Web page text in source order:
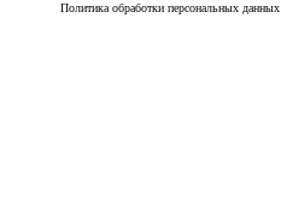
Политика обработки персональных данных